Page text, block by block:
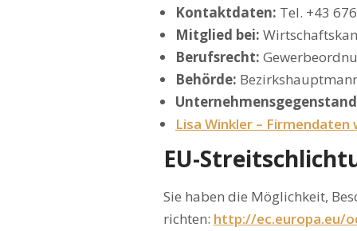
Kontaktdaten: Tel. +43
Mitglied bei:
Berufsrecht:
Behörde:
Lisa Winkler – Firmendaten
EU-
Sie haben die Möglichkeit,
richten: http://ec.europa.eu/